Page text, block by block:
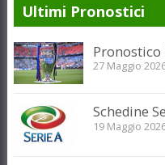
Ultimi Pronostici
Pronostico
27 Maggio
Schedine
19 Maggio